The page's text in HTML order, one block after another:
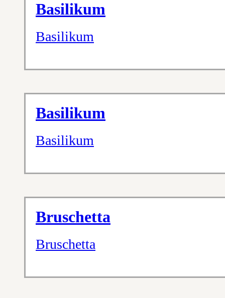
Basilikum
Basilikum
Basilikum
Basilikum
Bruschetta
Bruschetta